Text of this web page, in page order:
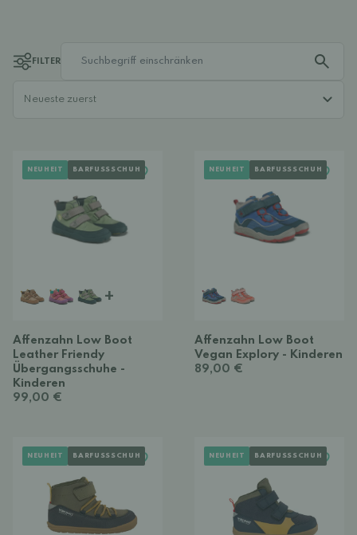
FILTER
+
NEUHEIT BARFUSSSCHUH
Affenzahn Low Boot
Leather Friendy
Übergangsschuhe -
Kinderen
99,00 €
NEUHEIT BARFUSSSCHUH
Affenzahn Low Boot
Vegan Explory - Kinderen
89,00 €
NEUHEIT BARFUSSSCHUH NEUHEIT BARFUSSSCHUH